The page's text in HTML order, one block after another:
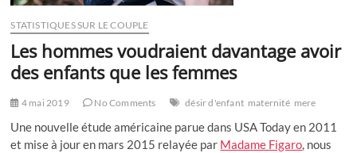
STATISTIQUES SUR LE COUPLE
Les hommes voudraient davantage avoir
des enfants que les femmes
4 mai 2019 No Comments désir d'enfant maternité mere
Une nouvelle étude américaine parue dans USA Today en 2011
et mise à jour en mars 2015 relayée par Madame Figaro, nous